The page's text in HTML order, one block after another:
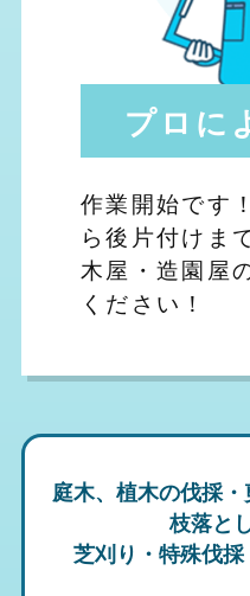
プロに
作業開始です
ら後片付けま
木屋・造園屋
ください！
庭木、植木の伐採
枝落と
芝刈り・特殊伐